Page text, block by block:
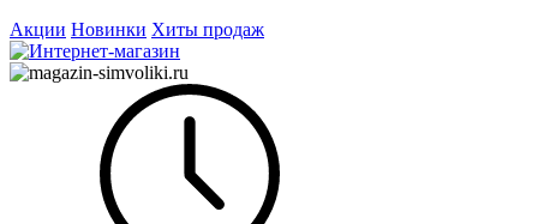
Акции Новинки Хиты продаж